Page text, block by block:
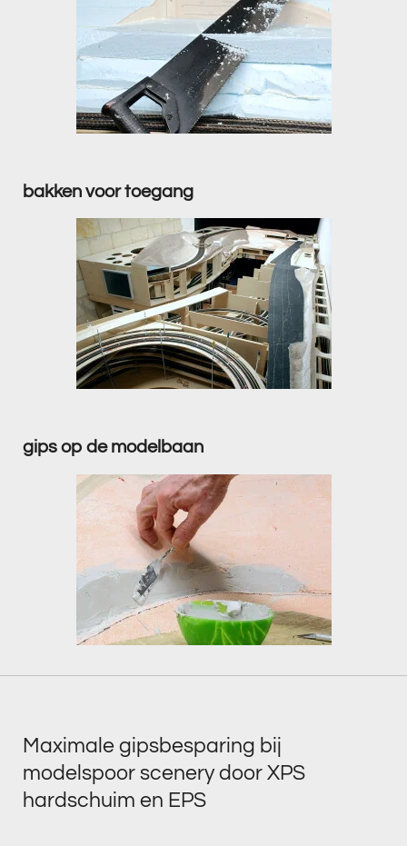
bakken voor toegang
gips op de modelbaan
Maximale gipsbesparing bij
modelspoor scenery door XPS
hardschuim en EPS